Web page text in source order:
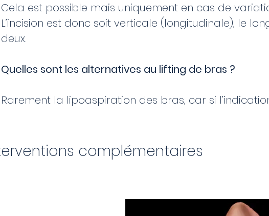
Cela est possible mais uniquement en cas de
L’incision est donc soit verticale (longitudinale), le
deux.
Quelles sont les alternatives au lifting de bras ?
Rarement la lipoaspiration des bras, car si
complémentaires